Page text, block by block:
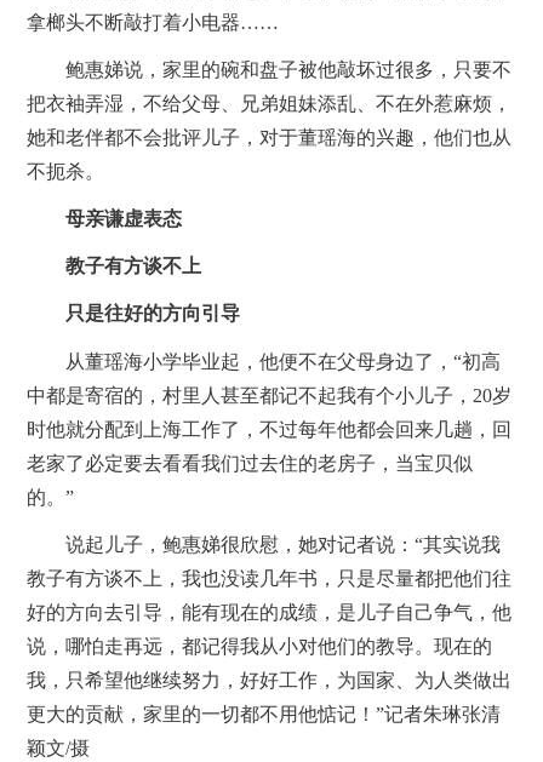
拿榔头不断敲打着小电器……
鲍惠娣说，家里的碗和盘子被他敲坏过很多，只要不
把衣袖弄湿，不给父母、兄弟姐妹添乱、不在外惹麻烦，
她和老伴都不会批评儿子，对于董瑶海的兴趣，他们也从
不扼杀。
母亲谦虚表态
教子有方谈不上
只是往好的方向引导
从董瑶海小学毕业起，他便不在父母身边了，“初高
中都是寄宿的，村里人甚至都记不起我有个小儿子，20岁
时他就分配到上海工作了，不过每年他都会回来几趟，回
老家了必定要去看看我们过去住的老房子，当宝贝似
的。”
说起儿子，鲍惠娣很欣慰，她对记者说：“其实说我
教子有方谈不上，我也没读几年书，只是尽量都把他们往
好的方向去引导，能有现在的成绩，是儿子自己争气，他
说，哪怕走再远，都记得我从小对他们的教导。现在的
我，只希望他继续努力，好好工作，为国家、为人类做出
更大的贡献，家里的一切都不用他惦记！”记者朱琳张清
颖文/摄